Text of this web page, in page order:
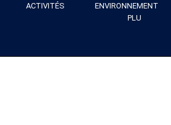
ACTIVITÉS ENVIRONNEMENT
PLU